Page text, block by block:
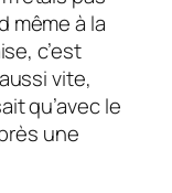
même à la
c’est
vite,
qu’avec le
une